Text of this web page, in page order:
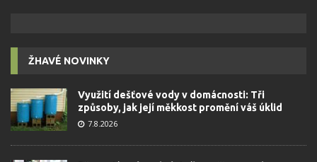
ŽHAVÉ NOVINKY
Využití dešťové vody v domácnosti: Tři
způsoby, jak její měkkost promění váš úklid
7.8.2026